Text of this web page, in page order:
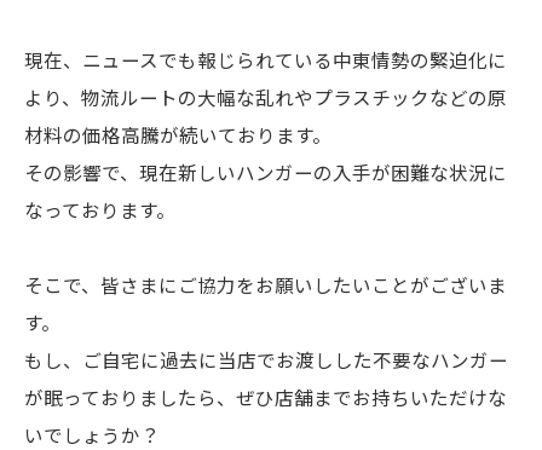
現在、ニュースでも報じられている中東情勢の緊迫化に
より、物流ルートの大幅な乱れやプラスチックなどの原
材料の価格高騰が続いております。
その影響で、現在新しいハンガーの入手が困難な状況に
なっております。
そこで、皆さまにご協力をお願いしたいことがございま
す。
もし、ご自宅に過去に当店でお渡しした不要なハンガー
が眠っておりましたら、ぜひ店舗までお持ちいただけな
いでしょうか？